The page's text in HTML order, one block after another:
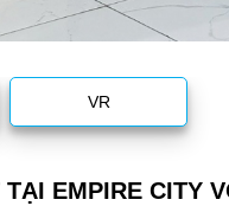
VR
EMPIRE CITY